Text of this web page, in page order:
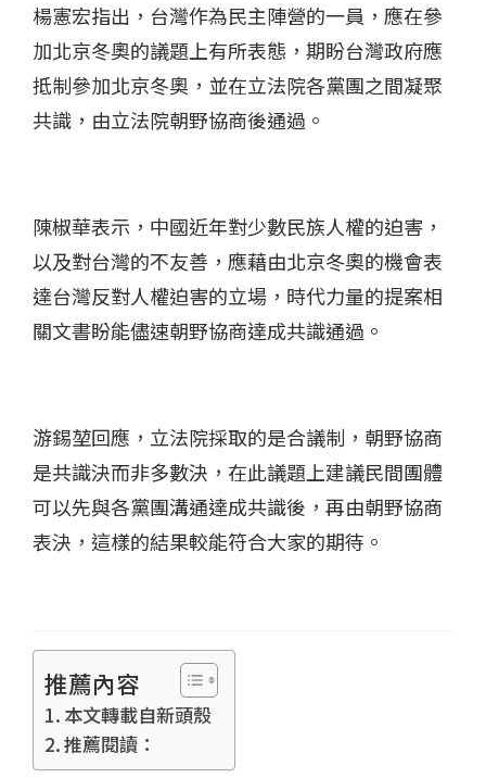
楊憲宏指出，台灣作為民主陣營的一員，應在參
加北京冬奧的議題上有所表態，期盼台灣政府應
抵制參加北京冬奧，並在立法院各黨團之間凝聚
共識，由立法院朝野協商後通過。
陳椒華表示，中國近年對少數民族人權的迫害，
以及對台灣的不友善，應藉由北京冬奧的機會表
達台灣反對人權迫害的立場，時代力量的提案相
關文書盼能儘速朝野協商達成共識通過。
游錫堃回應，立法院採取的是合議制，朝野協商
是共識決而非多數決，在此議題上建議民間團體
可以先與各黨團溝通達成共識後，再由朝野協商
表決，這樣的結果較能符合大家的期待。
推薦內容
本文轉載自新頭殼
推薦閱讀：